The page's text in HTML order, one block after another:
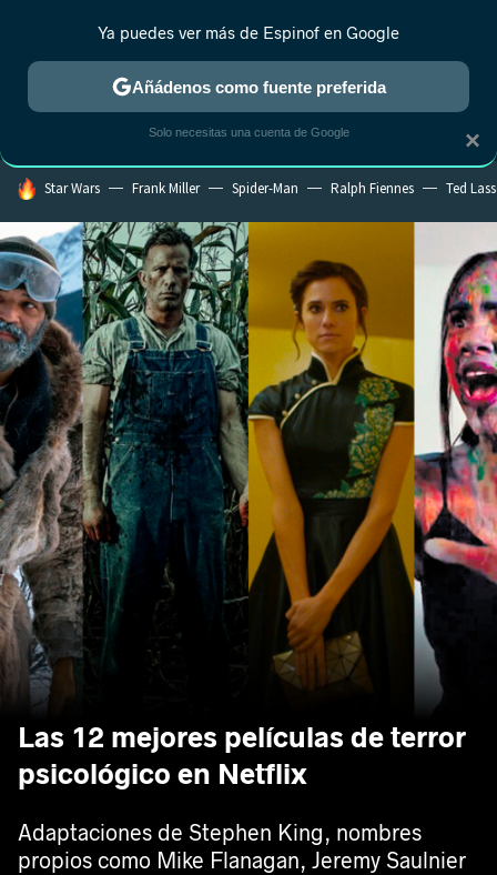
MENÚ NUEVO
ESTRENOS REALITY ANIME RANKINGS CINE
HOY SE HABLA DE
Star Wars Frank Miller Spider-Man Ralph Fiennes Ted
Las 12 mejores películas de terror
psicológico en Netflix
Adaptaciones de Stephen King, nombres
propios como Mike Flanagan, Jeremy Saulnier
×
Ya puedes ver más de Espinof en Google
Añádenos como fuente preferida
Solo necesitas una cuenta de Google